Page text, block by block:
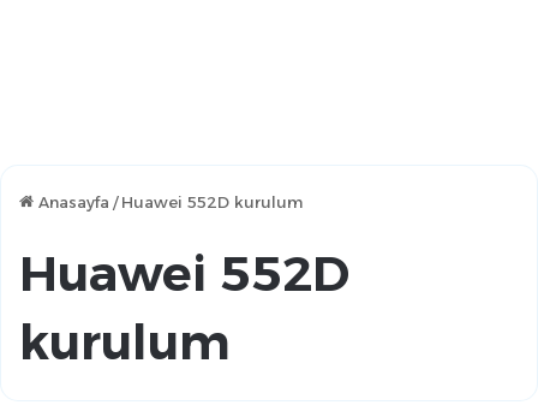
Anasayfa / Huawei 552D kurulum
Huawei 552D
kurulum